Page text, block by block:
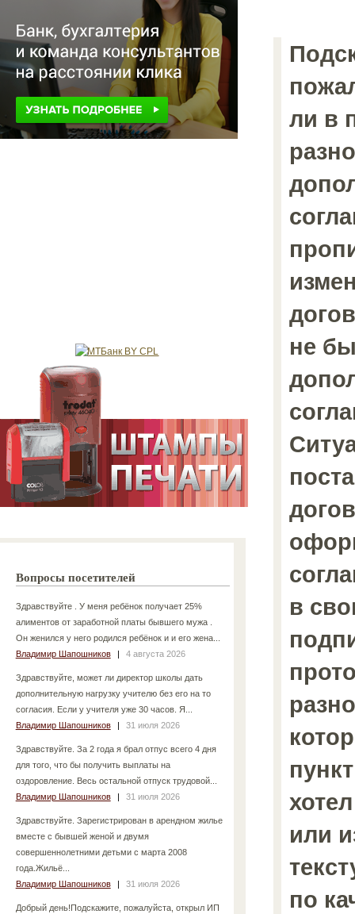
Вопросы посетителей
Здравствуйте . У меня ребёнок получает 25%
алиментов от заработной платы бывшего мужа .
Он женился у него родился ребёнок и и его жена...
Владимир Шапошников
| 4 августа 2026
Здравствуйте, может ли директор школы дать
дополнительную нагрузку учителю без его на то
согласия. Если у учителя уже 30 часов. Я...
Владимир Шапошников
| 31 июля 2026
Здравствуйте. За 2 года я брал отпус всего 4 дня
для того, что бы получить выплаты на
оздоровление. Весь остальной отпуск трудовой...
Владимир Шапошников
| 31 июля 2026
Здравствуйте. Зарегистрирован в арендном жилье
вместе с бывшей женой и двумя
совершеннолетними детьми с марта 2008
года.Жильё...
Владимир Шапошников
| 31 июля 2026
Добрый день!Подскажите, пожалуйста, открыл ИП
ли в
не
в
или
по